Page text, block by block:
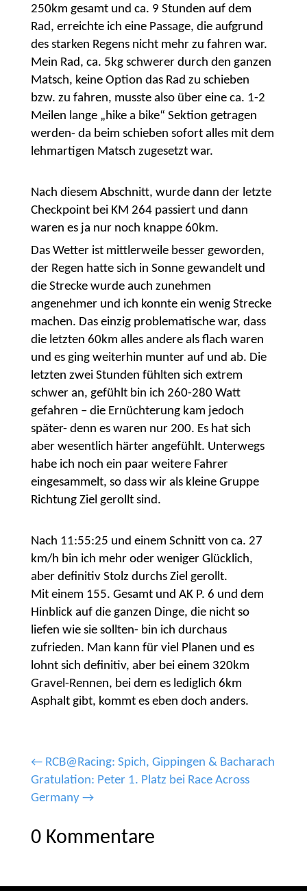
250km gesamt und ca. 9 Stunden auf dem
Rad, erreichte ich eine Passage, die aufgrund
des starken Regens nicht mehr zu fahren war.
Mein Rad, ca. 5kg schwerer durch den ganzen
Matsch, keine Option das Rad zu schieben
bzw. zu fahren, musste also über eine ca. 1-2
Meilen lange „hike a bike“ Sektion getragen
werden- da beim schieben sofort alles mit dem
lehmartigen Matsch zugesetzt war.
Nach diesem Abschnitt, wurde dann der letzte
Checkpoint bei KM 264 passiert und dann
waren es ja nur noch knappe 60km.
Das Wetter ist mittlerweile besser geworden,
der Regen hatte sich in Sonne gewandelt und
die Strecke wurde auch zunehmen
angenehmer und ich konnte ein wenig Strecke
machen. Das einzig problematische war, dass
die letzten 60km alles andere als flach waren
und es ging weiterhin munter auf und ab. Die
letzten zwei Stunden fühlten sich extrem
schwer an, gefühlt bin ich 260-280 Watt
gefahren – die Ernüchterung kam jedoch
später- denn es waren nur 200. Es hat sich
aber wesentlich härter angefühlt. Unterwegs
habe ich noch ein paar weitere Fahrer
eingesammelt, so dass wir als kleine Gruppe
Richtung Ziel gerollt sind.
Nach 11:55:25 und einem Schnitt von ca. 27
km/h bin ich mehr oder weniger Glücklich,
aber definitiv Stolz durchs Ziel gerollt.
Mit einem 155. Gesamt und AK P. 6 und dem
Hinblick auf die ganzen Dinge, die nicht so
liefen wie sie sollten- bin ich durchaus
zufrieden. Man kann für viel Planen und es
lohnt sich definitiv, aber bei einem 320km
Gravel-Rennen, bei dem es lediglich 6km
Asphalt gibt, kommt es eben doch anders.
← RCB@Racing: Spich, Gippingen & Bacharach
Gratulation: Peter 1. Platz bei Race Across
Germany→
0 Kommentare